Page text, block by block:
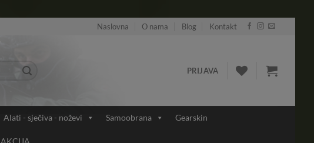
Naslovna O nama Blog Kontakt
PRIJAVA
Alati - sječiva - noževi Samoobrana Gearskin
AKCIJA